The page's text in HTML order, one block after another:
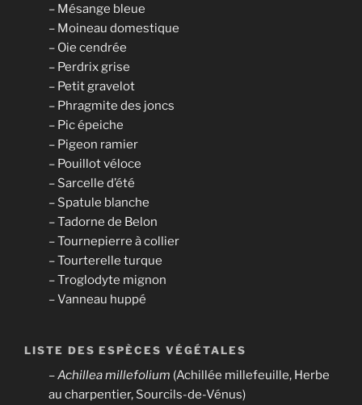
– Mésange bleue
– Moineau domestique
– Oie cendrée
– Perdrix grise
– Petit gravelot
– Phragmite des joncs
– Pic épeiche
– Pigeon ramier
– Pouillot véloce
– Sarcelle d’été
– Spatule blanche
– Tadorne de Belon
– Tournepierre à collier
– Tourterelle turque
– Troglodyte mignon
– Vanneau huppé
LISTE DES ESPÈCES VÉGÉTALES
–Achillea millefolium (Achillée millefeuille, Herbe
au charpentier, Sourcils-de-Vénus)